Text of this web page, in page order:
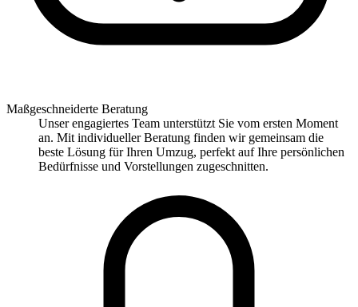
Maßgeschneiderte Beratung
Unser engagiertes Team unterstützt Sie vom ersten Moment
an. Mit individueller Beratung finden wir gemeinsam die
beste Lösung für Ihren Umzug, perfekt auf Ihre persönlichen
Bedürfnisse und Vorstellungen zugeschnitten.